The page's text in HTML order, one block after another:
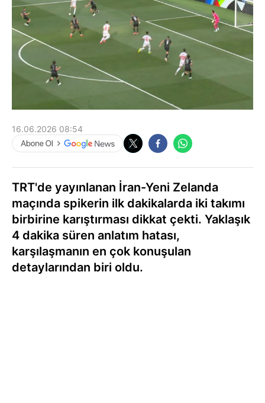
16.06.2026 08:54
TRT'de yayınlanan İran-Yeni Zelanda
maçında spikerin ilk dakikalarda iki takımı
birbirine karıştırması dikkat çekti. Yaklaşık
4 dakika süren anlatım hatası,
karşılaşmanın en çok konuşulan
detaylarından biri oldu.